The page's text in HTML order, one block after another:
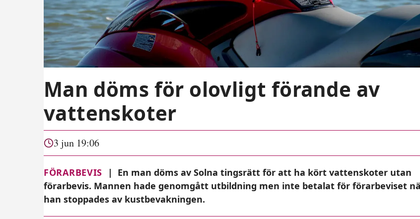
Man döms för olovligt förande av
vattenskoter
3 jun 19:06
FÖRARBEVIS |
En man döms av Solna tingsrätt för att ha kört vattenskoter utan
förarbevis. Mannen hade genomgått utbildning men inte betalat för förarbeviset
han stoppades av kustbevakningen.